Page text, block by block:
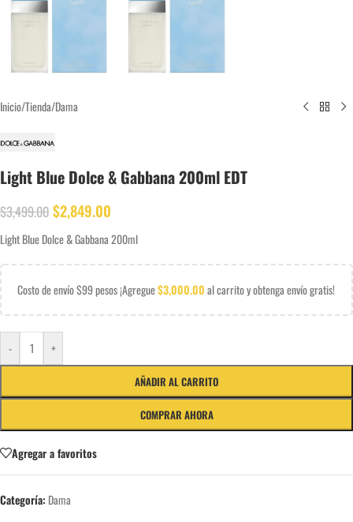
Inicio/Tienda/Dama
Light Blue Dolce & Gabbana 200ml EDT
$3,499.00 $2,849.00
Light Blue Dolce & Gabbana 200ml
Costo de envío $99 pesos ¡Agregue$3,000.00al carrito y obtenga envío gratis!
- +
AÑADIR AL CARRITO
COMPRAR AHORA
Agregar a favoritos
Categoría: Dama